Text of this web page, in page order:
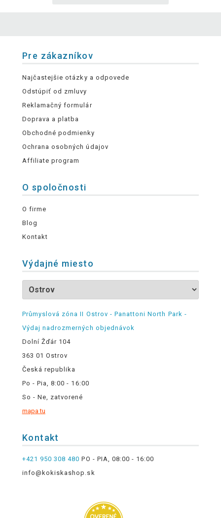
Pre zákazníkov
Najčastejšie otázky a odpovede
Odstúpiť od zmluvy
Reklamačný formulár
Doprava a platba
Obchodné podmienky
Ochrana osobných údajov
Affiliate program
O spoločnosti
O firme
Blog
Kontakt
Výdajné miesto
Průmyslová zóna II Ostrov - Panattoni North Park -
Výdaj nadrozmerných objednávok
Dolní Žďár 104
363 01 Ostrov
Česká republika
Po - Pia, 8:00 - 16:00
So - Ne, zatvorené
mapa tu
Kontakt
+421 950 308 480 PO - PIA, 08:00 - 16:00
info@kokiskashop.sk